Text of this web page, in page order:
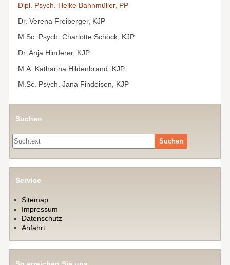
Dipl. Psych. Heike Bahnmüller, PP
Dr. Verena Freiberger, KJP
M.Sc. Psych. Charlotte Schöck, KJP
Dr. Anja Hinderer, KJP
M.A. Katharina Hildenbrand, KJP
M.Sc. Psych. Jana Findeisen, KJP
Suchen
Suche
Service
Sitemap
Impressum
Datenschutz
Anfahrt